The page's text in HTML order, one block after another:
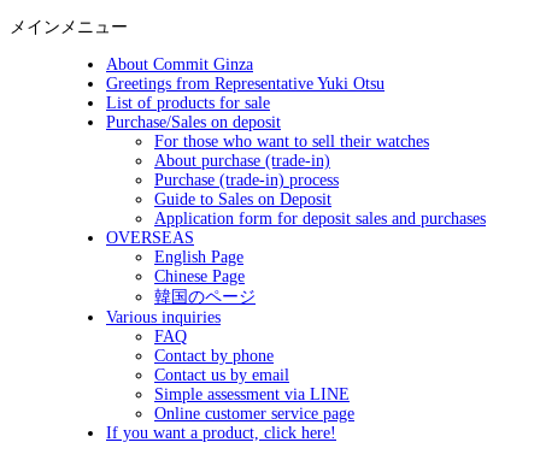
メインメニュー
About Commit Ginza
Greetings from Representative Yuki Otsu
List of products for sale
Purchase/Sales on deposit
For those who want to sell their watches
About purchase (trade-in)
Purchase (trade-in) process
Guide to Sales on Deposit
Application form for deposit sales and purchases
OVERSEAS
English Page
Chinese Page
韓国のページ
Various inquiries
FAQ
Contact by phone
Contact us by email
Simple assessment via LINE
Online customer service page
If you want a product, click here!